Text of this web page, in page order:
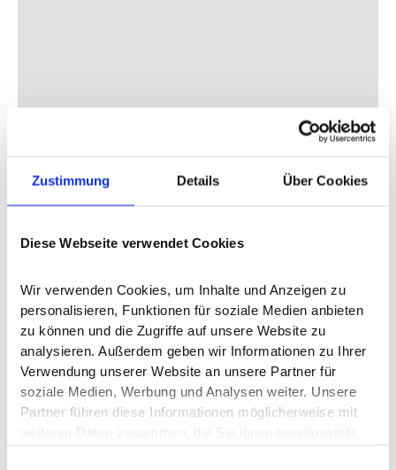
Zustimmung Details Über Cookies
Diese Webseite verwendet Cookies
Wir verwenden Cookies, um Inhalte und Anzeigen zu
personalisieren, Funktionen für soziale Medien anbieten
zu können und die Zugriffe auf unsere Website zu
analysieren. Außerdem geben wir Informationen zu Ihrer
Verwendung unserer Website an unsere Partner für
soziale Medien, Werbung und Analysen weiter. Unsere
Partner führen diese Informationen möglicherweise mit
weiteren Daten zusammen, die Sie ihnen bereitgestellt